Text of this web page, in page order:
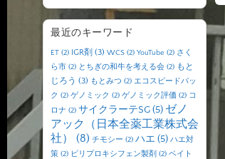
最近のキーワード
ET (2) IGR剤 (3) WCS (2) YouTube (2) さく
ら市 (2) とちぎの和牛を考える会 (2) もと
じろう (3) もとみつ (2) エコスピードパッ
ク (2) ゲノミック (2) ゲノミック評価 (2) コ
ロナ (2) サイクラーテSG(5) ゼノ
アック（日本全薬工業株式会
社）
(8) チモシー (2) ハエ (5) ハエ対
策 (2) ピリプロキシフェン製剤 (2) ベイト